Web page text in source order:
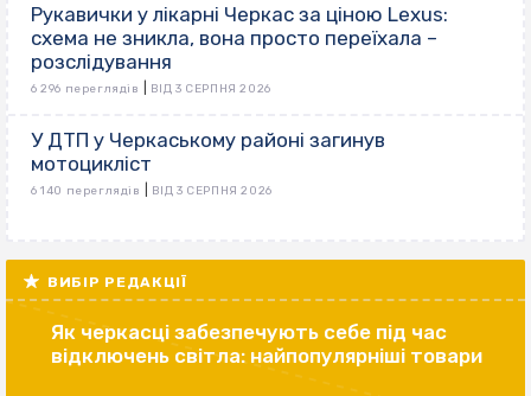
Рукавички у лікарні Черкас за ціною Lexus:
схема не зникла, вона просто переїхала –
розслідування
6 296 переглядів ВІД 3 СЕРПНЯ 2026
У ДТП у Черкаському районі загинув
мотоцикліст
6 140 переглядів ВІД 3 СЕРПНЯ 2026
ВИБІР РЕДАКЦІЇ
Як черкасці забезпечують себе під час
відключень світла: найпопулярніші товари